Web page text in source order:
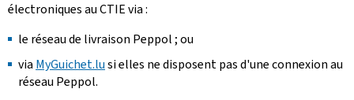
électroniques au CTIE via :
le réseau de livraison Peppol ; ou
via MyGuichet.lusi elles ne disposent pas d'une connexion au
réseau Peppol.